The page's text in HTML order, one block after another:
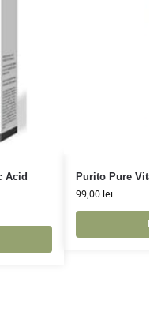
Acid
Purito Pure
99,00 lei